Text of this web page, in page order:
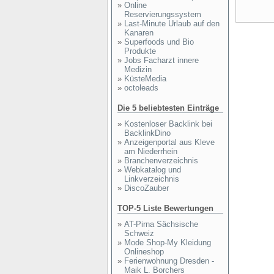
» Online
Reservierungssystem
» Last-Minute Urlaub auf den
Kanaren
» Superfoods und Bio
Produkte
» Jobs Facharzt innere
Medizin
» KüsteMedia
» octoleads
Die 5 beliebtesten Einträge
» Kostenloser Backlink bei
BacklinkDino
» Anzeigenportal aus Kleve
am Niederrhein
» Branchenverzeichnis
» Webkatalog und
Linkverzeichnis
» DiscoZauber
TOP-5 Liste Bewertungen
» AT-Pirna Sächsische
Schweiz
» Mode Shop-My Kleidung
Onlineshop
» Ferienwohnung Dresden -
Maik L. Borchers